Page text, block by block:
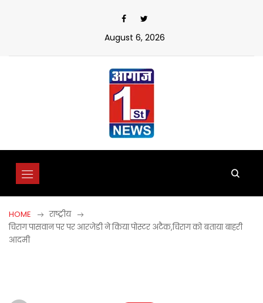
August 6, 2026
HOME
राष्ट्रीय
चिराग पासवान पर पर आरजेडी ने किया पोस्टर अटैक,चिराग को बताया बाहरी
आदमी